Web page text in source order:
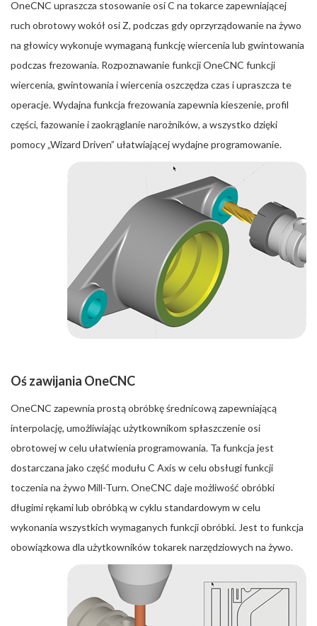
OneCNC upraszcza stosowanie osi C na tokarce zapewniającej
ruch obrotowy wokół osi Z, podczas gdy oprzyrządowanie na żywo
na głowicy wykonuje wymaganą funkcję wiercenia lub gwintowania
podczas frezowania. Rozpoznawanie funkcji OneCNC funkcji
wiercenia, gwintowania i wiercenia oszczędza czas i upraszcza te
operacje. Wydajna funkcja frezowania zapewnia kieszenie, profil
części, fazowanie i zaokrąglanie narożników, a wszystko dzięki
pomocy „Wizard Driven” ułatwiającej wydajne programowanie.
Oś zawijania OneCNC
OneCNC zapewnia prostą obróbkę średnicową zapewniającą
interpolację, umożliwiając użytkownikom spłaszczenie osi
obrotowej w celu ułatwienia programowania. Ta funkcja jest
dostarczana jako część modułu C Axis w celu obsługi funkcji
toczenia na żywo Mill-Turn. OneCNC daje możliwość obróbki
długimi rękami lub obróbką w cyklu standardowym w celu
wykonania wszystkich wymaganych funkcji obróbki. Jest to funkcja
obowiązkowa dla użytkowników tokarek narzędziowych na żywo.